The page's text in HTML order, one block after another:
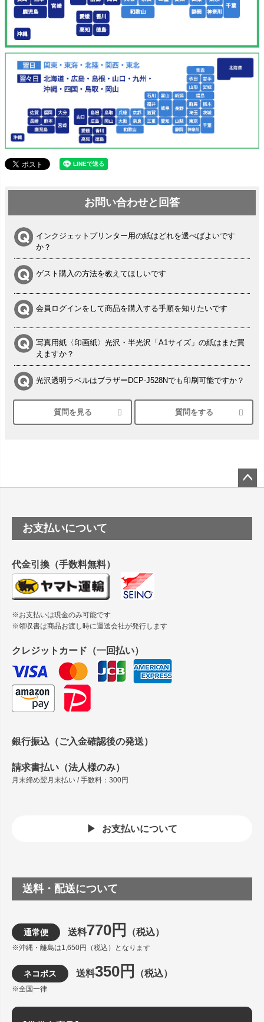
お問い合わせと回答
インクジェットプリンター用の紙はどれを選べばよいです
か？
ゲスト購入の方法を教えてほしいです
会員ログインをして商品を購入する手順を知りたいです
写真用紙〈印画紙〉光沢・半光沢「A1サイズ」の紙はまだ買
えますか？
光沢透明ラベルはブラザーDCP-J528Nでも印刷可能ですか？
シルバーペーパーにEPSON EP-30VAで印刷するときの設定
は？
塩ビのロール紙で離型紙が透明の商品はありますか
つや消し半透明ラベルのロールタイプはありますか？
縦420mm×横650mmの包装紙に適した紙はありますか？
質問を見る 質問をする
ップ
お支払いについて
代金引換（手数料無料）
※お支払いは現金のみ可能です
※領収書は商品お渡し時に運送会社が発行します
クレジットカード（一回払い）
銀行振込（ご入金確認後の発送）
請求書払い（法人様のみ）
月末締め翌月末払い / 手数料：300円
お支払いについて
送料・配送について
通常便 送料770円 （税込）
※沖縄・離島は1,650円（税込）となります
ネコポス 送料350円 （税込）
※全国一律